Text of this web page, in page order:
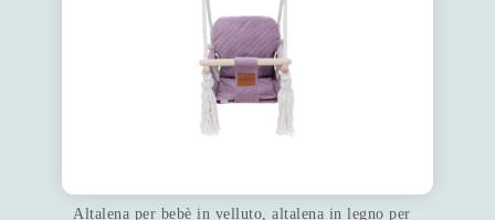
Altalena per bebè in velluto, altalena in legno per